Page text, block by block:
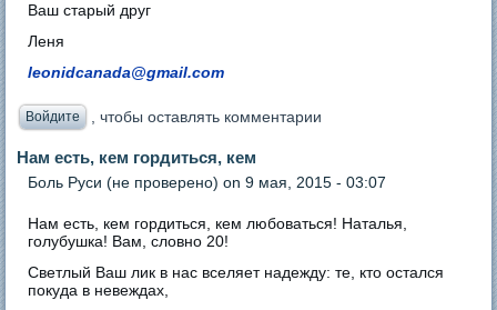
Ваш старый друг
Леня
leonidcanada@gmail.com
Войдите , чтобы оставлять комментарии
Нам есть, кем гордиться, кем
Боль Руси (не проверено) on 9 мая, 2015 - 03:07
Нам есть, кем гордиться, кем любоваться! Наталья,
голубушка! Вам, словно 20!
Светлый Ваш лик в нас вселяет надежду: те, кто остался
покуда в невеждах,